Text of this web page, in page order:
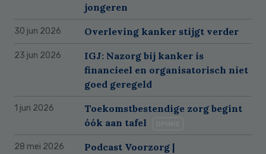
jongeren
30 jun 2026 Overleving kanker stijgt verder
23 jun 2026
IGJ: Nazorg bij kanker is
financieel en organisatorisch niet
goed geregeld
1 jun 2026
Toekomstbestendige zorg begint
óók aan tafel
28 mei 2026
Podcast Voorzorg |